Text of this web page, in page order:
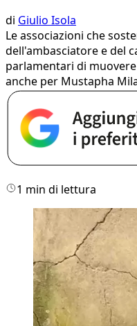
di Giulio Isola
Le associazioni che
dell'ambasciatore e del
parlamentari di
anche per Mustapha
1 min di lettura